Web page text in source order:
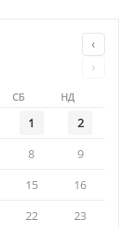
‹
›
СБ НД
1
2
8
9
15
16
22
23